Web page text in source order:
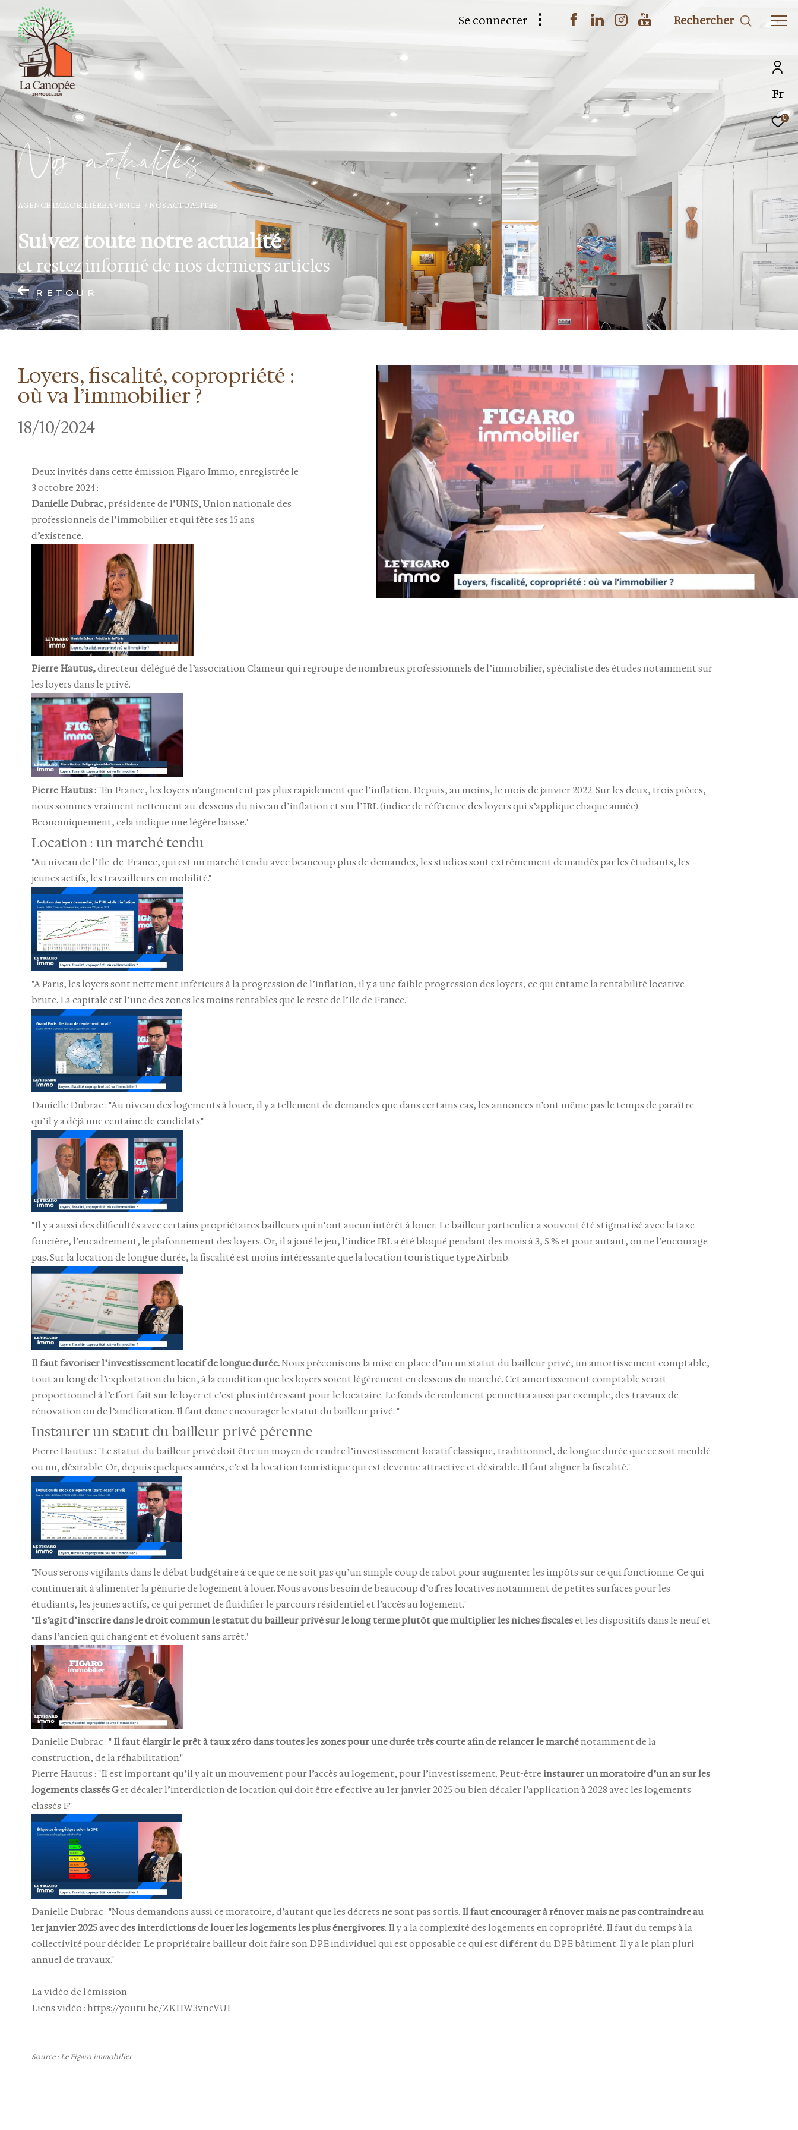
Fr
0
Se connecter Rechercher
No actuaiés
AGENCE IMMOBILIÈRE À VENCE NOS ACTUALITES
Suivez toute notre actualité
et restez informé de nos derniers articles
RETOUR
Loyers, fiscalité, copropriété :
où va l’immobilier ?
18/10/2024
Deux invités dans cette émission Figaro Immo, enregistrée le
3 octobre 2024 :
Danielle Dubrac,présidente de l’UNIS, Union nationale des
professionnels de l’immobilier et qui fête ses 15 ans
d’existence.
Pierre Hautus,directeur délégué de l’association Clameur qui regroupe de nombreux professionnels de l’immobilier, spécialiste des études notamment sur
les loyers dans le privé.
Pierre Hautus : "En France, les loyers n’augmentent pas plus rapidement que l’inflation. Depuis, au moins, le mois de janvier 2022. Sur les deux, trois pièces,
nous sommes vraiment nettement au-dessous du niveau d’inflation et sur l’IRL (indice de référence des loyers qui s’applique chaque année).
Economiquement, cela indique une légère baisse."
Location : un marché tendu
"Au niveau de l’Ile-de-France, qui est un marché tendu avec beaucoup plus de demandes, les studios sont extrêmement demandés par les étudiants, les
jeunes actifs, les travailleurs en mobilité."
"A Paris, les loyers sont nettement inférieurs à la progression de l’inflation, il y a une faible progression des loyers, ce qui entame la rentabilité locative
brute. La capitale est l’une des zones les moins rentables que le reste de l’Ile de France."
Danielle Dubrac : "Au niveau des logements à louer, il y a tellement de demandes que dans certains cas, les annonces n’ont même pas le temps de paraître
qu’il y a déjà une centaine de candidats."
"Il y a aussi des difficultés avec certains propriétaires bailleurs qui n‘ont aucun intérêt à louer. Le bailleur particulier a souvent été stigmatisé avec la taxe
foncière, l’encadrement, le plafonnement des loyers. Or, il a joué le jeu, l’indice IRL a été bloqué pendant des mois à 3, 5 % et pour autant, on ne l’encourage
pas. Sur la location de longue durée, la fiscalité est moins intéressante que la location touristique type Airbnb.
Il faut favoriser l’investissement locatif de longue durée.Nous préconisons la mise en place d’un un statut du bailleur privé, un amortissement comptable,
tout au long de l’exploitation du bien, à la condition que les loyers soient légèrement en dessous du marché. Cet amortissement comptable serait
proportionnel à l’effort fait sur le loyer et c’est plus intéressant pour le locataire. Le fonds de roulement permettra aussi par exemple, des travaux de
rénovation ou de l’amélioration. Il faut donc encourager le statut du bailleur privé. "
Instaurer un statut du bailleur privé pérenne
Pierre Hautus : "Le statut du bailleur privé doit être un moyen de rendre l’investissement locatif classique, traditionnel, de longue durée que ce soit meublé
ou nu, désirable. Or, depuis quelques années, c’est la location touristique qui est devenue attractive et désirable. Il faut aligner la fiscalité."
"Nous serons vigilants dans le débat budgétaire à ce que ce ne soit pas qu’un simple coup de rabot pour augmenter les impôts sur ce qui fonctionne. Ce qui
continuerait à alimenter la pénurie de logement à louer. Nous avons besoin de beaucoup d’offres locatives notamment de petites surfaces pour les
étudiants, les jeunes actifs, ce qui permet de fluidifier le parcours résidentiel et l’accès au logement."
"Il s’agit d’inscrire dans le droit commun le statut du bailleur privé sur le long terme plutôt que multiplier les niches fiscaleset les dispositifs dans le neuf et
dans l’ancien qui changent et évoluent sans arrêt."
Danielle Dubrac : "Il faut élargir le prêt à taux zéro dans toutes les zones pour une durée très courte afin de relancer le marchénotamment de la
construction, de la réhabilitation."
Pierre Hautus : "Il est important qu’il y ait un mouvement pour l’accès au logement, pour l’investissement. Peut-être instaurer un moratoire d’un an sur les
logements classés Get décaler l’interdiction de location qui doit être effective au 1er janvier 2025 ou bien décaler l’application à 2028 avec les logements
classés F."
Danielle Dubrac : "Nous demandons aussi ce moratoire, d’autant que les décrets ne sont pas sortis. Il faut encourager à rénover mais ne pas contraindre au
1er janvier 2025 avec des interdictions de louer les logements les plus énergivores. Il y a la complexité des logements en copropriété. Il faut du temps à la
collectivité pour décider. Le propriétaire bailleur doit faire son DPE individuel qui est opposable ce qui est différent du DPE bâtiment. Il y a le plan pluri
annuel de travaux."
La vidéo de l'émission
Liens vidéo : https://youtu.be/ZKHW3vneVUI
Source : Le Figaro immobilier